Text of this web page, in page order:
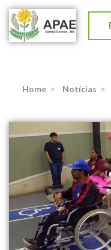
APAE de
Home > Notícias >